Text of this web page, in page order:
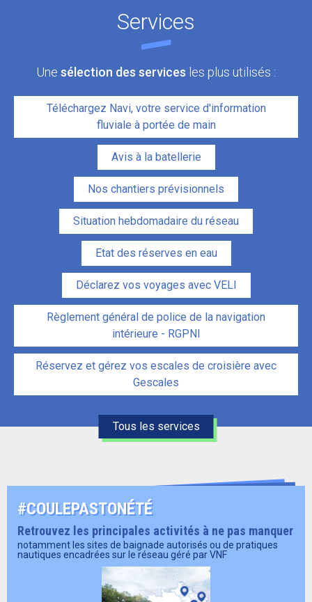
Services
Une sélection des services les plus utilisés :
Téléchargez Navi, votre service d'information
fluviale à portée de main
Avis à la batellerie
Nos chantiers prévisionnels
Situation hebdomadaire du réseau
Etat des réserves en eau
Déclarez vos voyages avec VELI
Règlement général de police de la navigation
intérieure - RGPNI
Réservez et gérez vos escales de croisière avec
Gescales
Tous les services
#COULEPASTONÉTÉ
Retrouvez les principales activités à ne pas manquer
notamment les sites de baignade autorisés ou de pratiques
nautiques encadrées sur le réseau géré par VNF